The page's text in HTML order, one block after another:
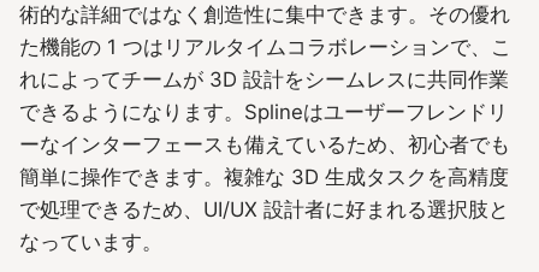
術的な詳細ではなく創造性に集中できます。その優れ
た機能の 1 つはリアルタイムコラボレーションで、こ
れによってチームが 3D 設計をシームレスに共同作業
できるようになります。Splineはユーザーフレンドリ
ーなインターフェースも備えているため、初心者でも
簡単に操作できます。複雑な 3D 生成タスクを高精度
で処理できるため、UI/UX 設計者に好まれる選択肢と
なっています。